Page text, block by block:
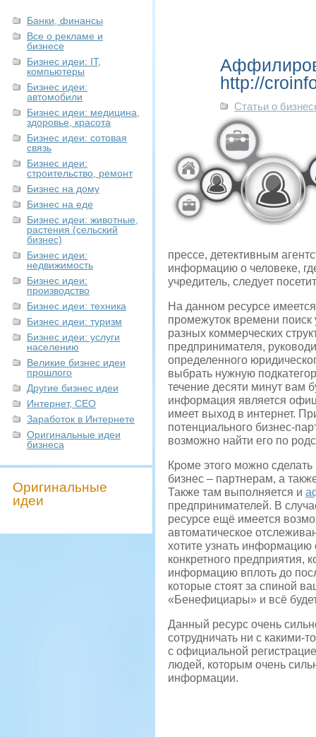
Банки, финансы
Все о рекламе и
бизнесе
Бизнес идеи: IT,
компьютеры
Бизнес идеи:
автомобили
Бизнес идеи: медицина,
здоровье, красота
Бизнес идеи: сотовая
связь
Бизнес идеи:
строительство, ремонт
Бизнес на дому
Бизнес на еде
Бизнес идеи: животные,
растения (сельский
бизнес)
Бизнес идеи:
недвижимость
Бизнес идеи:
производство
Бизнес идеи: техника
Бизнес идеи: туризм
Бизнес идеи: услуги
населению
Великие бизнес идеи
прошлого
Другие бизнес идеи
Интернет, СЕО
Заработок в Интернете
Оригинальные идеи
бизнеса
Оригинальные
идеи
http://
Статьи о
прессе, детективным
информацию о человеке,
учредитель, следует
На данном ресурсе
промежуток времени поиск
разных коммерческих
предпринимателя,
определенного
выбрать нужную
течение десяти минут вам
информация является
имеет выход в интернет.
потенциального бизнес-
возможно найти его по
Кроме этого можно
бизнес – партнерам, а
Также там выполняется и
предпринимателей. В
ресурсе ещё имеется
автоматическое
хотите узнать информацию
конкретного предприятия,
информацию вплоть до
которые стоят за спиной
«Бенефициары» и всё
Данный ресурс очень
сотрудничать ни с
с официальной
людей, которым очень
информации.